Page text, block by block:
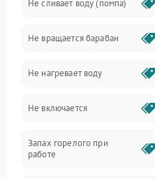
Водоснабжение
Слив
Программное обеспечение
Не сливает воду (помпа)
Не вращается барабан
Не нагревает воду
Не включается
Запах горелого при
работе